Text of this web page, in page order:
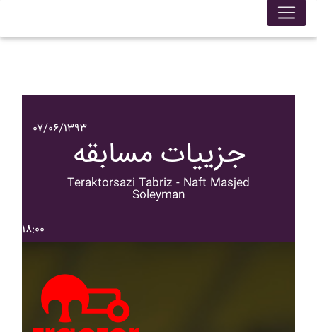
۰۷/۰۶/۱۳۹۳
جزییات مسابقه
Teraktorsazi Tabriz - Naft Masjed
Soleyman
۱۸:۰۰